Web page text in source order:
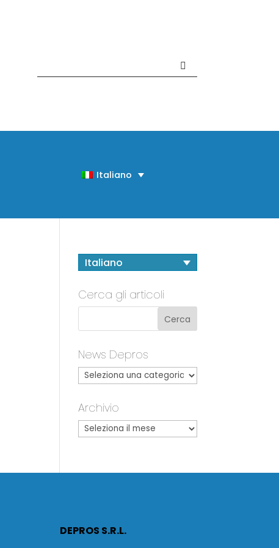
Italiano
Italiano
Cerca gli articoli
News Depros
Archivio
DEPROS S.R.L.